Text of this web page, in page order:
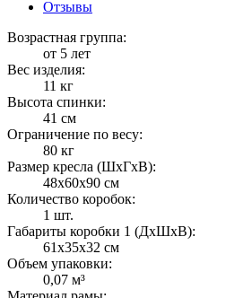
Отзывы
Возрастная группа:
от 5 лет
Вес изделия:
11 кг
Высота спинки:
41 см
Ограничение по весу:
80 кг
Размер кресла (ШхГхВ):
48х60х90 см
Количество коробок:
1 шт.
Габариты коробки 1 (ДxШxВ):
61х35х32 см
Объем упаковки:
0,07 м³